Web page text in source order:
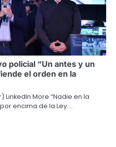
policial “Un antes y un
el orden en la
LinkedIn More “Nadie en la
encima de la Ley.…